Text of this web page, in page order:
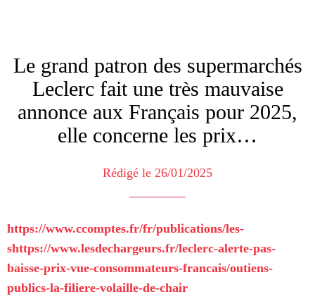
Le grand patron des supermarchés
Leclerc fait une très mauvaise
annonce aux Français pour 2025,
elle concerne les prix…
Rédigé le 26/01/2025
https://www.ccomptes.fr/fr/publications/les-
shttps://www.lesdechargeurs.fr/leclerc-alerte-pas-
baisse-prix-vue-consommateurs-francais/outiens-
publics-la-filiere-volaille-de-chair